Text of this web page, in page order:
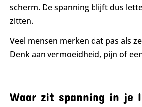
scherm. De spanning blijft dus
zitten.
Veel mensen merken dat pas als
Denk aan vermoeidheid, pijn of
Waar zit spanning in je